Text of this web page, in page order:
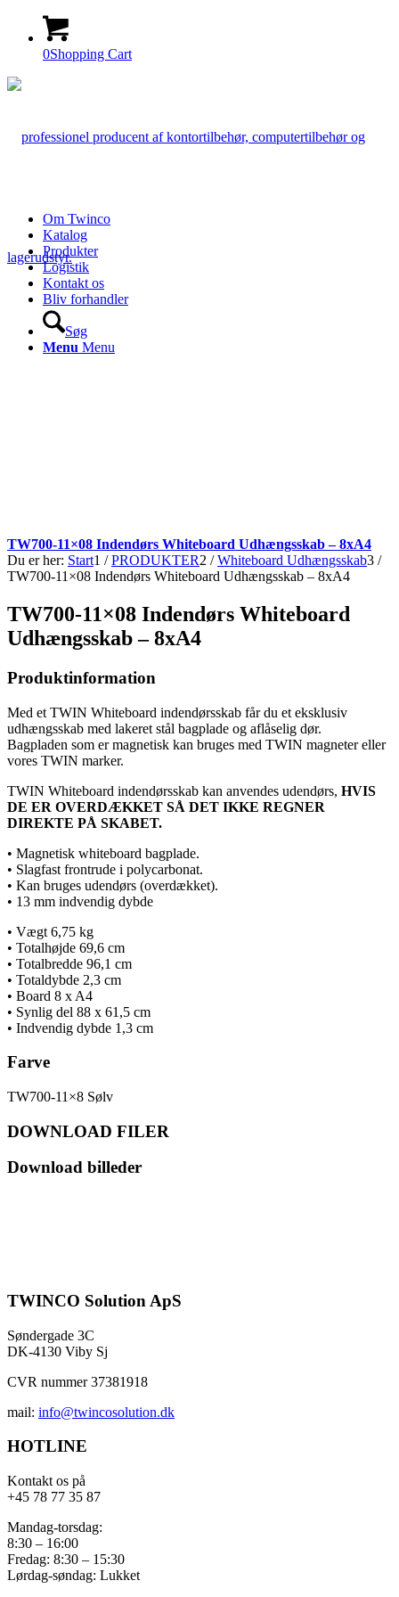
0Shopping Cart
Om Twinco
Katalog
Produkter
Logistik
Kontakt os
Bliv forhandler
Søg
Menu Menu
TW700-11×08 Indendørs Whiteboard Udhængsskab – 8xA4
Du er her: Start1 / PRODUKTER2 / Whiteboard Udhængsskab3 /
TW700-11×08 Indendørs Whiteboard Udhængsskab – 8xA4
TW700-11×08 Indendørs Whiteboard
Udhængsskab – 8xA4
Produktinformation
Med et TWIN Whiteboard indendørsskab får du et eksklusiv
udhængsskab med lakeret stål bagplade og aflåselig dør.
Bagpladen som er magnetisk kan bruges med TWIN magneter eller
vores TWIN marker.
TWIN Whiteboard indendørsskab kan anvendes udendørs, HVIS
DE ER OVERDÆKKET SÅ DET IKKE REGNER
DIREKTE PÅ SKABET.
• Magnetisk whiteboard bagplade.
• Slagfast frontrude i polycarbonat.
• Kan bruges udendørs (overdækket).
• 13 mm indvendig dybde
• Vægt 6,75 kg
• Totalhøjde 69,6 cm
• Totalbredde 96,1 cm
• Totaldybde 2,3 cm
• Board 8 x A4
• Synlig del 88 x 61,5 cm
• Indvendig dybde 1,3 cm
Farve
TW700-11×8 Sølv
DOWNLOAD FILER
Download billeder
TWINCO Solution ApS
Søndergade 3C
DK-4130 Viby Sj
CVR nummer 37381918
mail: info@twincosolution.dk
HOTLINE
Kontakt os på
+45 78 77 35 87
Mandag-torsdag:
8:30 – 16:00
Fredag: 8:30 – 15:30
Lørdag-søndag: Lukket